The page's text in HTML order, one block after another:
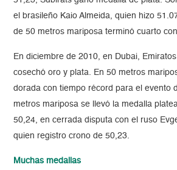
el brasileño Kaio Almeida, quien hizo
de 50 metros mariposa terminó cuarto
En diciembre de 2010, en Dubai,
cosechó oro y plata. En 50 metros
dorada con tiempo récord para el evento
metros mariposa se llevó la medalla
50,24, en cerrada disputa con el ruso
quien registro crono de 50,23.
Muchas medallas